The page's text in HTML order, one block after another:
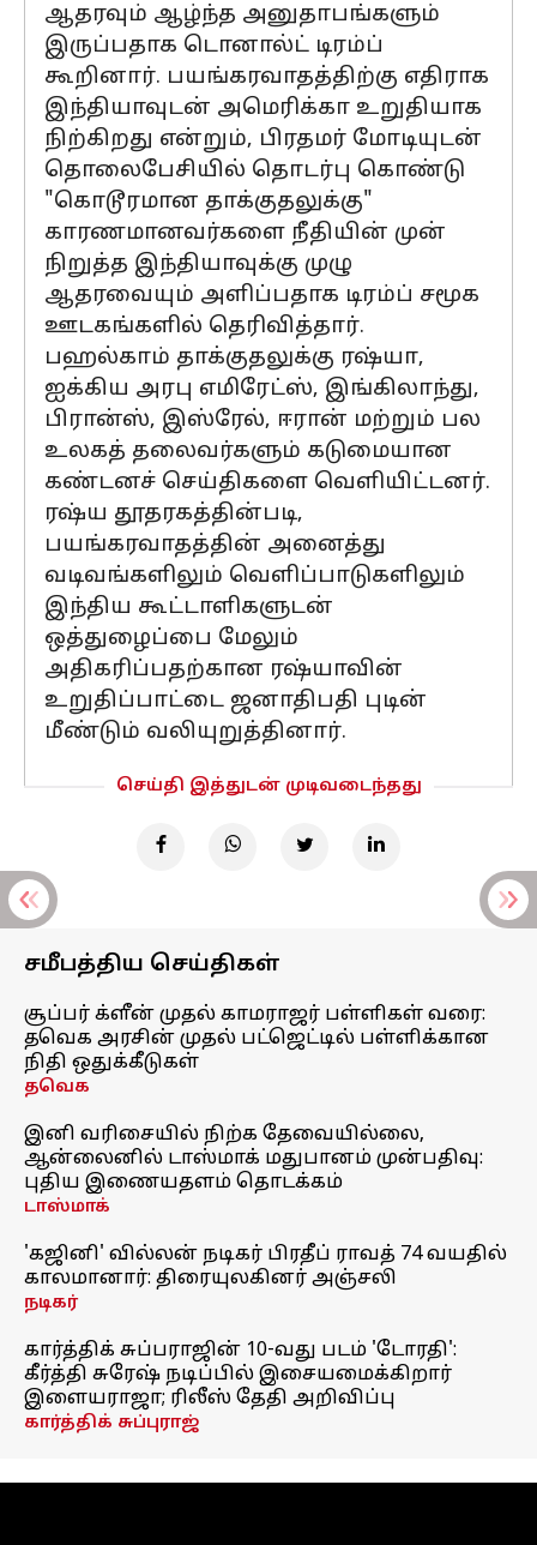
ஆதரவும் ஆழ்ந்த அனுதாபங்களும்
இருப்பதாக டொனால்ட் டிரம்ப்
கூறினார். பயங்கரவாதத்திற்கு எதிராக
இந்தியாவுடன் அமெரிக்கா உறுதியாக
நிற்கிறது என்றும், பிரதமர் மோடியுடன்
தொலைபேசியில் தொடர்பு கொண்டு
"கொடூரமான தாக்குதலுக்கு"
காரணமானவர்களை நீதியின் முன்
நிறுத்த இந்தியாவுக்கு முழு
ஆதரவையும் அளிப்பதாக டிரம்ப் சமூக
ஊடகங்களில் தெரிவித்தார்.
பஹல்காம் தாக்குதலுக்கு ரஷ்யா,
ஐக்கிய அரபு எமிரேட்ஸ், இங்கிலாந்து,
பிரான்ஸ், இஸ்ரேல், ஈரான் மற்றும் பல
உலகத் தலைவர்களும் கடுமையான
கண்டனச் செய்திகளை வெளியிட்டனர்.
ரஷ்ய தூதரகத்தின்படி,
பயங்கரவாதத்தின் அனைத்து
வடிவங்களிலும் வெளிப்பாடுகளிலும்
இந்திய கூட்டாளிகளுடன்
ஒத்துழைப்பை மேலும்
அதிகரிப்பதற்கான ரஷ்யாவின்
உறுதிப்பாட்டை ஜனாதிபதி புடின்
மீண்டும் வலியுறுத்தினார்.
செய்தி இத்துடன் முடிவடைந்தது
சமீபத்திய செய்திகள்
சூப்பர் க்ளீன் முதல் காமராஜர் பள்ளிகள் வரை:
தவெக அரசின் முதல் பட்ஜெட்டில் பள்ளிக்கான
நிதி ஒதுக்கீடுகள்
தவெக
இனி வரிசையில் நிற்க தேவையில்லை,
ஆன்லைனில் டாஸ்மாக் மதுபானம் முன்பதிவு:
புதிய இணையதளம் தொடக்கம்
டாஸ்மாக்
'கஜினி' வில்லன் நடிகர் பிரதீப் ராவத் 74 வயதில்
காலமானார்: திரையுலகினர் அஞ்சலி
நடிகர்
கார்த்திக் சுப்பராஜின் 10-வது படம் 'டோரதி':
கீர்த்தி சுரேஷ் நடிப்பில் இசையமைக்கிறார்
இளையராஜா; ரிலீஸ் தேதி அறிவிப்பு
கார்த்திக் சுப்புராஜ்